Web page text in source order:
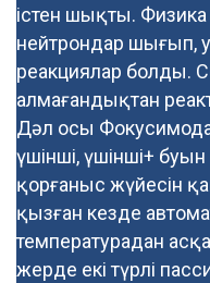
істен шықты. Физика
нейтрондар шығып,
реакциялар болды.
алмағандықтан
Дәл осы
үшінші, үшінші+
қорғаныс жүйесін
қызған кезде
температурадан
жерде екі түрлі